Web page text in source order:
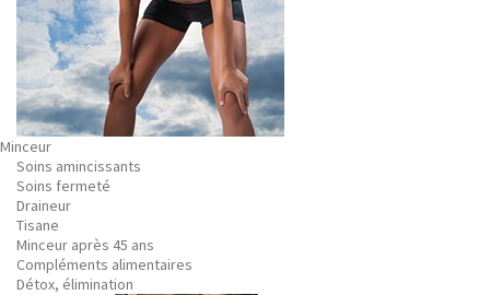
Minceur
Soins amincissants
Soins fermeté
Draineur
Tisane
Minceur après 45 ans
Compléments alimentaires
Détox, élimination